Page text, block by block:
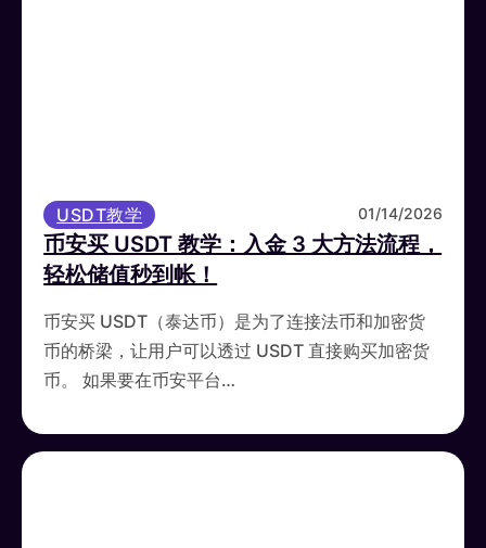
USDT教学 01/14/2026
币安买 USDT 教学：入金 3 大方法流程，
轻松储值秒到帐！
币安买 USDT（泰达币）是为了连接法币和加密货
币的桥梁，让用户可以透过 USDT 直接购买加密货
币。 如果要在币安平台…